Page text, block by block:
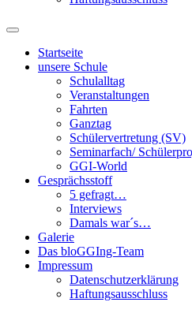
Suchfeld
ein-/ausblenden
Startseite
unsere Schule
Schulalltag
Veranstaltungen
Fahrten
Ganztag
Schülervertretung (SV)
Seminarfach/
GGI-World
Gesprächsstoff
5 gefragt…
Interviews
Damals war´s…
Galerie
Das bloGGIng-Team
Impressum
Datenschutzerklärung
Haftungsausschluss